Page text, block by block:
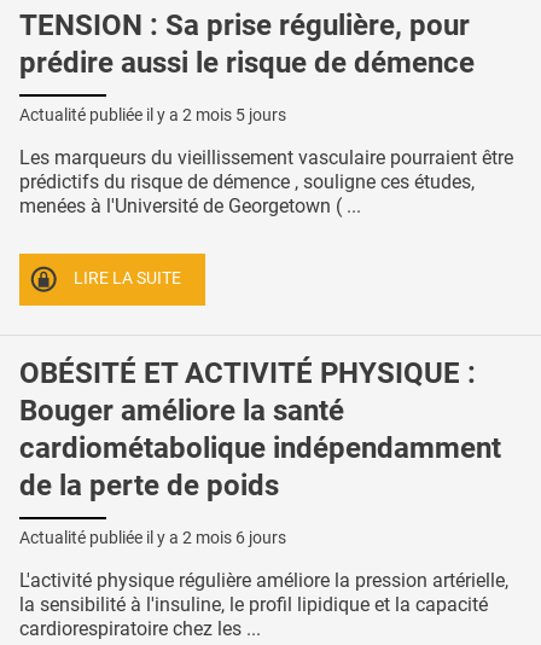
TENSION : Sa prise régulière, pour
prédire aussi le risque de démence
Actualité publiée il y a 2 mois 5 jours
Les marqueurs du vieillissement vasculaire pourraient être
prédictifs du risque de démence , souligne ces études,
menées à l'Université de Georgetown ( ...
LIRE LA SUITE
OBÉSITÉ ET ACTIVITÉ PHYSIQUE :
Bouger améliore la santé
cardiométabolique indépendamment
de la perte de poids
Actualité publiée il y a 2 mois 6 jours
L'activité physique régulière améliore la pression artérielle,
la sensibilité à l'insuline, le profil lipidique et la capacité
cardiorespiratoire chez les ...